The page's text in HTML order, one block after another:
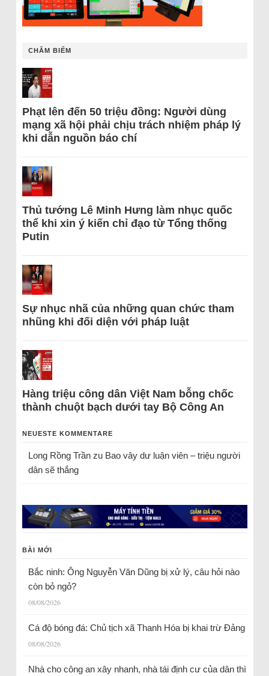
CHÂM BIẾM
Phạt lên đến 50 triệu đồng: Người dùng
mạng xã hội phải chịu trách nhiệm pháp lý
khi dẫn nguồn báo chí
Thủ tướng Lê Minh Hưng làm nhục quốc
thể khi xin ý kiến chỉ đạo từ Tổng thống
Putin
Sự nhục nhã của những quan chức tham
nhũng khi đối diện với pháp luật
Hàng triệu công dân Việt Nam bỗng chốc
thành chuột bạch dưới tay Bộ Công An
NEUESTE KOMMENTARE
Long Rồng Trầnzu Bao vây dư luận viên – triệu người
dân sẽ thắng
BÀI MỚI
Bắc ninh: Ông Nguyễn Văn Dũng bị xử lý, câu hỏi nào
còn bỏ ngỏ?
08/08/2026
Cá độ bóng đá: Chủ tịch xã Thanh Hóa bị khai trừ Đảng
08/08/2026
Nhà cho công an xây nhanh, nhà tái định cư của dân thì